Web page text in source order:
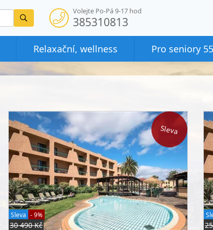
Vyhledat
Volejte Po-Pá 9-17 hod
385310813
Relaxační, wellness Pro seniory
Sleva
Sleva - 9%
30 490 Kč